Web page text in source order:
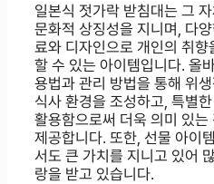
일본식 젓가락 받침대는 그
문화적 상징성을 지니며, 다
료와 디자인으로 개인의 취향
할 수 있는 아이템입니다. 올
용법과 관리 방법을 통해 위
식사 환경을 조성하고, 특별
활용함으로써 더욱 의미 있는
제공합니다. 또한, 선물 아이
서도 큰 가치를 지니고 있어
랑을 받고 있습니다.